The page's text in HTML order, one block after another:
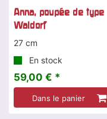
Anna, poupée de type
Waldorf
27 cm
En stock
59,00 € *
Dans le panier